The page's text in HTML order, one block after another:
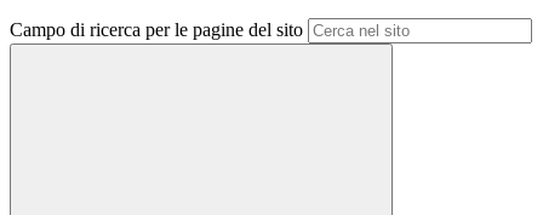
Campo di ricerca per le pagine del sito